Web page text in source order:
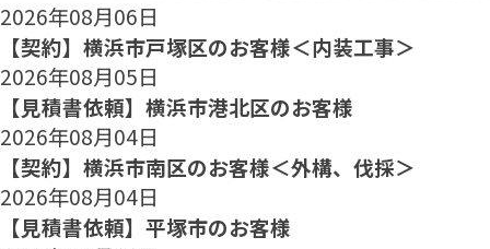
2026年08月06日
【契約】横浜市戸塚区のお客様＜内装工事＞
2026年08月05日
【見積書依頼】横浜市港北区のお客様
2026年08月04日
【契約】横浜市南区のお客様＜外構、伐採＞
2026年08月04日
【見積書依頼】平塚市のお客様